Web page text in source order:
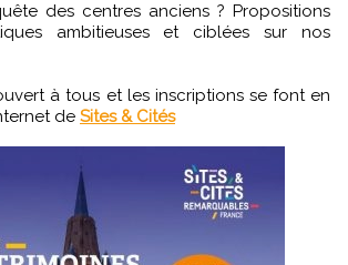
des centres anciens ? Propositions
ambitieuses et ciblées sur nos
à tous et les inscriptions se font en
de Sites & Cités